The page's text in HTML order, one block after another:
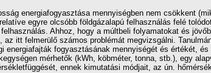
energiafogyasztása mennyiségben nem csökkent
egyre olcsóbb földgázalapú felhasználás felé
Ahhoz, hogy a múltbeli folyamatokat és
itt felmerülő számos problémát megvizsgálni.
energiafajták fogyasztásának mennyiségét és értékét,
mérhetők (kWh, köbméter, tonna, stb.), egy
ennek kimutatási módjait, az ún.